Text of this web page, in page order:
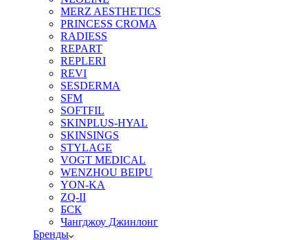
MERZ AESTHETICS
PRINCESS CROMA
RADIESS
REPART
REPLERI
REVI
SESDERMA
SFM
SOFTFIL
SKINPLUS-HYAL
SKINSINGS
STYLAGE
VOGT MEDICAL
WENZHOU BEIPU
YON-KA
ZQ-II
БСК
Чангджоу Джинлонг
Бренды